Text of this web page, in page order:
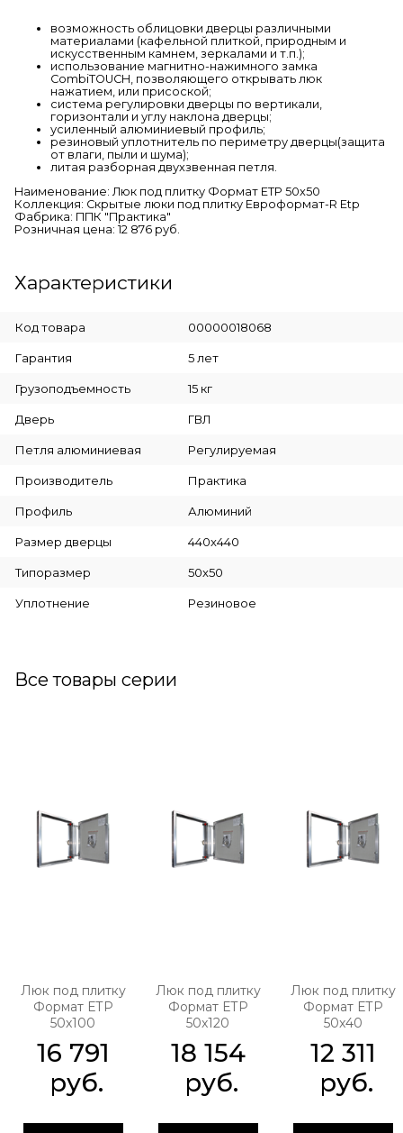
возможность облицовки дверцы различными
материалами (кафельной плиткой, природным и
искусственным камнем, зеркалами и т.п.);
использование магнитно-нажимного замка
CombiTOUCH, позволяющего открывать люк
нажатием, или присоской;
система регулировки дверцы по вертикали,
горизонтали и углу наклона дверцы;
усиленный алюминиевый профиль;
резиновый уплотнитель по периметру дверцы(защита
от влаги, пыли и шума);
литая разборная двухзвенная петля.
Наименование: Люк под плитку Формат ЕТР 50x50
Коллекция: Скрытые люки под плитку Евроформат-R Etp
Фабрика: ППК "Практика"
Розничная цена: 12 876 руб.
Характеристики
Код товара 00000018068
Гарантия 5 лет
Грузоподъемность 15 кг
Дверь ГВЛ
Петля алюминиевая Регулируемая
Производитель Практика
Профиль Алюминий
Размер дверцы 440x440
Типоразмер 50x50
Уплотнение Резиновое
Все товары серии
Люк под плитку
Формат ЕТР
50x100
16 791
руб.
Люк под плитку
Формат ЕТР
50x120
18 154
руб.
Люк под плитку
Формат ЕТР
50x40
12 311
руб.